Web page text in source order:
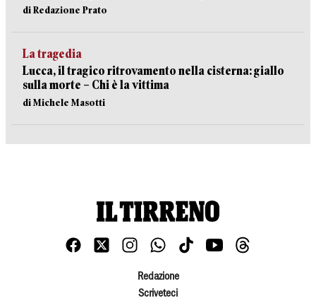
di Redazione Prato
La tragedia
Lucca, il tragico ritrovamento nella cisterna: giallo
sulla morte – Chi è la vittima
di Michele Masotti
Redazione
Scriveteci